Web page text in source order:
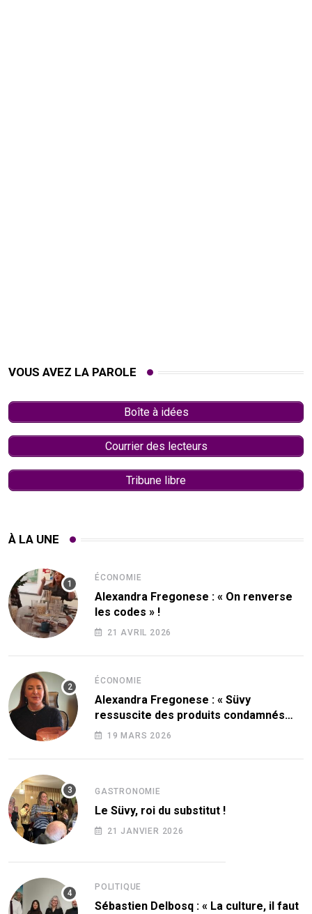
VOUS AVEZ LA PAROLE
Boîte à idées
Courrier des lecteurs
Tribune libre
À LA UNE
ÉCONOMIE
Alexandra Fregonese : « On renverse
les codes » !
21 AVRIL 2026
ÉCONOMIE
Alexandra Fregonese : « Süvy
ressuscite des produits condamnés
par le sucre ! »
19 MARS 2026
GASTRONOMIE
Le Süvy, roi du substitut !
21 JANVIER 2026
POLITIQUE
Sébastien Delbosq : « La culture, il faut